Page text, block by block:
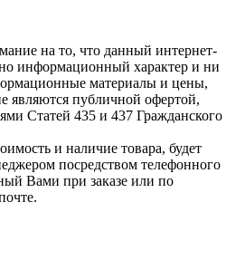
на то, что данный интернет-
информационный характер и ни
материалы и цены,
являются публичной офертой,
Статей 435 и 437 Гражданского
и наличие товара, будет
посредством телефонного
Вами при заказе или по